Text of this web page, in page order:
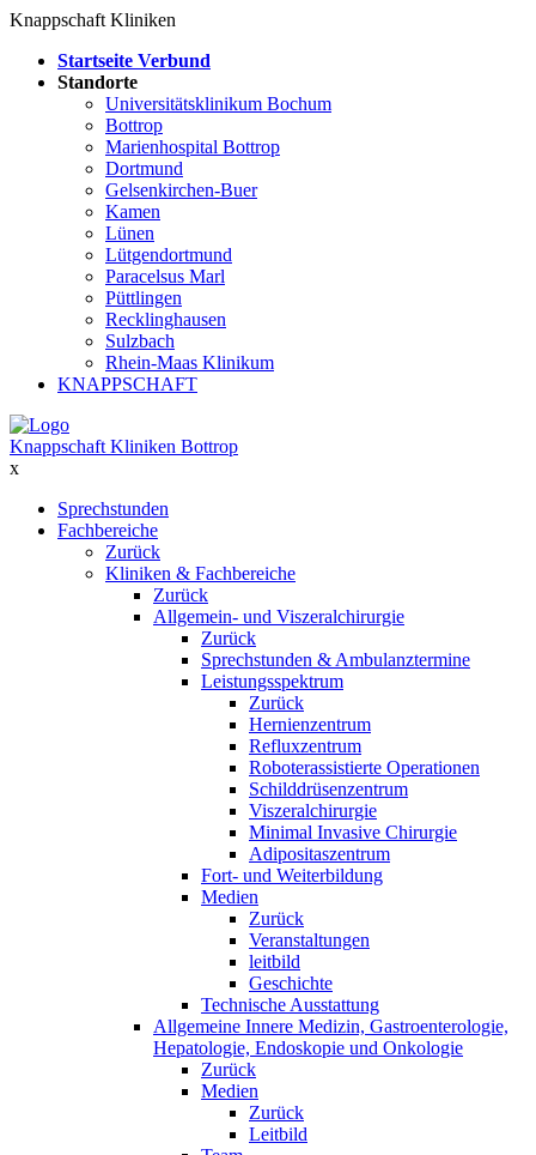
Knappschaft Kliniken
Startseite Verbund
Standorte
Universitätsklinikum Bochum
Bottrop
Marienhospital Bottrop
Dortmund
Gelsenkirchen-Buer
Kamen
Lünen
Lütgendortmund
Paracelsus Marl
Püttlingen
Recklinghausen
Sulzbach
Rhein-Maas Klinikum
KNAPPSCHAFT
Knappschaft Kliniken Bottrop
x
Sprechstunden
Fachbereiche
Zurück
Kliniken & Fachbereiche
Zurück
Allgemein- und Viszeralchirurgie
Zurück
Sprechstunden & Ambulanztermine
Leistungsspektrum
Zurück
Hernienzentrum
Refluxzentrum
Roboterassistierte Operationen
Schilddrüsenzentrum
Viszeralchirurgie
Minimal Invasive Chirurgie
Adipositaszentrum
Fort- und Weiterbildung
Medien
Zurück
Veranstaltungen
leitbild
Geschichte
Technische Ausstattung
Allgemeine Innere Medizin, Gastroenterologie,
Hepatologie, Endoskopie und Onkologie
Zurück
Medien
Zurück
Leitbild